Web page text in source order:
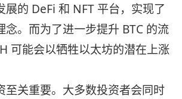
展的 DeFi 和 NFT 平台，实现了
念。而为了进一步提升 BTC 的流
可能会以牺牲以太坊的潜在上涨
至关重要。大多数投资者会同时